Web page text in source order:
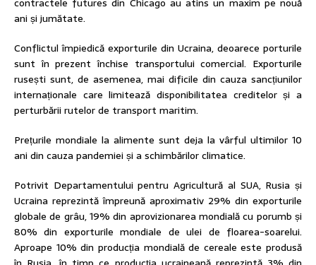
ani și jumătate.
Conflictul împiedică exporturile din Ucraina, deoarece porturile
sunt în prezent închise transportului comercial. Exporturile
rusești sunt, de asemenea, mai dificile din cauza sancțiunilor
internaționale care limitează disponibilitatea creditelor și a
perturbării rutelor de transport maritim.
Prețurile mondiale la alimente sunt deja la vârful ultimilor 10
ani din cauza pandemiei și a schimbărilor climatice.
Potrivit Departamentului pentru Agricultură al SUA, Rusia și
Ucraina reprezintă împreună aproximativ 29% din exporturile
globale de grâu, 19% din aprovizionarea mondială cu porumb și
80% din exporturile mondiale de ulei de floarea-soarelui.
Aproape 10% din producția mondială de cereale este produsă